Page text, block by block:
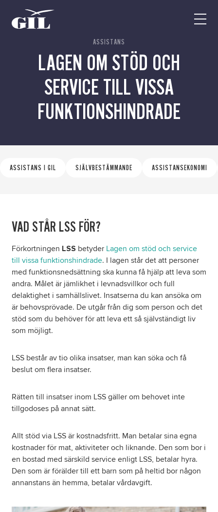
Open
Ha assistans
Va assistent
Utbildningar & Event
Jobb
Kampanjer
Nyheter
Ordlista
FAQ
Formulär
ASSISTANS
LAGEN OM STÖD OCH
SERVICE TILL VISSA
FUNKTIONSHINDRADE
ASSISTANS I GIL SJÄLVBESTÄMMANDE ASSISTANSEKONOMI
VAD STÅR LSS FÖR?
Förkortningen LSS betyder Lagen om stöd och service
till vissa funktionshindrade. I lagen står det att personer
med funktionsnedsättning ska kunna få hjälp att leva som
andra. Målet är jämlikhet i levnadsvillkor och full
delaktighet i samhällslivet. Insatserna du kan ansöka om
är behovsprövade. De utgår från dig som person och det
stöd som du behöver för att leva ett så självständigt liv
som möjligt.
LSS består av tio olika insatser, man kan söka och få
beslut om flera insatser.
Rätten till insatser inom LSS gäller om behovet inte
tillgodoses på annat sätt.
Allt stöd via LSS är kostnadsfritt. Man betalar sina egna
kostnader för mat, aktiviteter och liknande. Den som bor i
en bostad med särskild service enligt LSS, betalar hyra.
Den som är förälder till ett barn som på heltid bor någon
annanstans än hemma, betalar vårdavgift.